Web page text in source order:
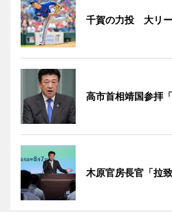
千賀の力投 大リ
高市首相靖国参拝
木原官房長官「拉